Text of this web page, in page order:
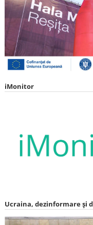
iMonitor
Ucraina, dezinformare și